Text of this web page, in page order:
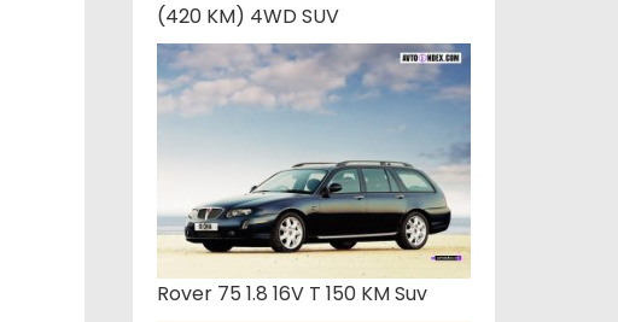
(420 KM) 4WD SUV
Rover 75 1.8 16V T 150 KM Suv